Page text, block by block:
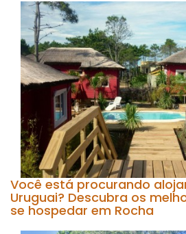
Você está procurando
Uruguai? Descubra os
se hospedar em Rocha